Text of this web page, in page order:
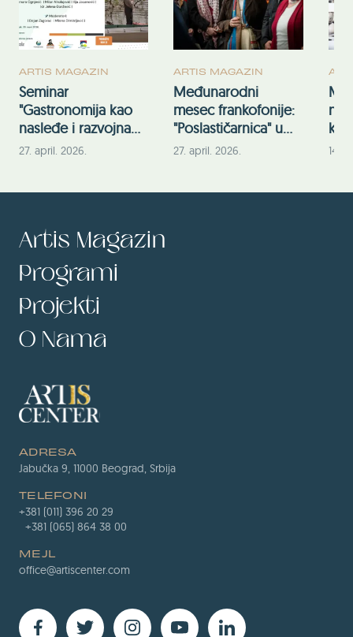
ARTIS MAGAZIN
Seminar
"Gastronomija kao
nasleđe i razvojna
šansa" na Srebrnom
27. april. 2026.
ARTIS MAGAZIN
Međunarodni
mesec frankofonije:
"Poslastičarnica" u
Kulturnoj stanici
27. april. 2026. 14.
Artis Magazin
Programi
Projekti
O Nama
ADRESA
Jabučka 9, 11000 Beograd, Srbija
TELEFONI
+381 (011) 396 20 29
+381 (065) 864 38 00
MEJL
office@artiscenter.com